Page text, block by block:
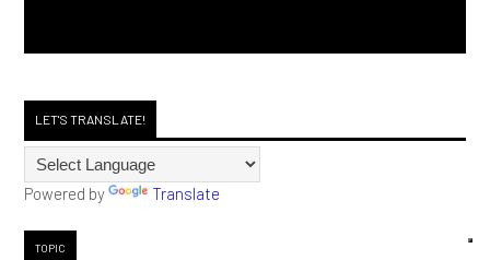
LET'S TRANSLATE!
Powered by Translate
TOPIC